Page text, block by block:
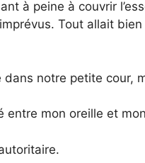
à peine à couvrir
Tout allait
notre petite cour,
mon oreille et